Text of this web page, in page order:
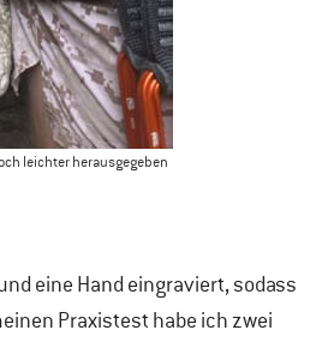
leichter herausgegeben
eine Hand eingraviert, sodass
Praxistest habe ich zwei